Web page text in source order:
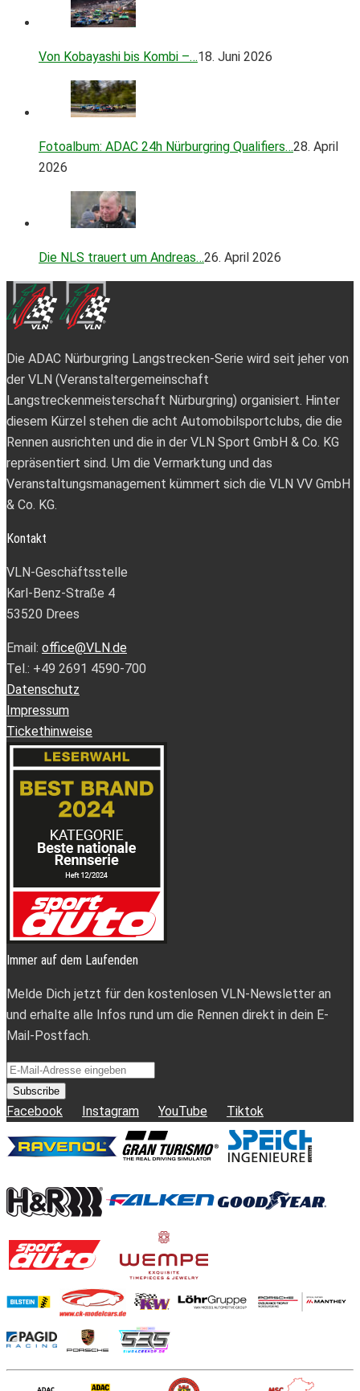
Von Kobayashi bis Kombi –…18. Juni 2026
Fotoalbum: ADAC 24h Nürburgring Qualifiers…28. April
2026
Die NLS trauert um Andreas…26. April 2026
Die ADAC Nürburgring Langstrecken-Serie wird seit jeher von
der VLN (Veranstaltergemeinschaft
Langstreckenmeisterschaft Nürburgring) organisiert. Hinter
diesem Kürzel stehen die acht Automobilsportclubs, die die
Rennen ausrichten und die in der VLN Sport GmbH & Co. KG
repräsentiert sind. Um die Vermarktung und das
Veranstaltungsmanagement kümmert sich die VLN VV GmbH
& Co. KG.
Kontakt
VLN-Geschäftsstelle
Karl-Benz-Straße 4
53520 Drees
Email: office@VLN.de
Tel.: +49 2691 4590-700
Datenschutz
Impressum
Tickethinweise
Immer auf dem Laufenden
Melde Dich jetzt für den kostenlosen VLN-Newsletter an
und erhalte alle Infos rund um die Rennen direkt in dein E-
Mail-Postfach.
Subscribe
Facebook Instagram YouTube Tiktok